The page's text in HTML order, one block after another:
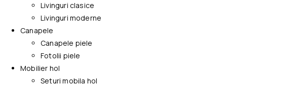
Livinguri clasice
Livinguri moderne
Canapele
Canapele piele
Fotolii piele
Mobilier hol
Seturi mobila hol